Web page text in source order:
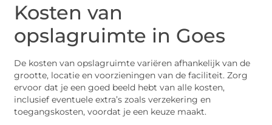
Kosten van
opslagruimte in Goes
De kosten van opslagruimte variëren afhankelijk van de
grootte, locatie en voorzieningen van de faciliteit. Zorg
ervoor dat je een goed beeld hebt van alle kosten,
inclusief eventuele extra’s zoals verzekering en
toegangskosten, voordat je een keuze maakt.